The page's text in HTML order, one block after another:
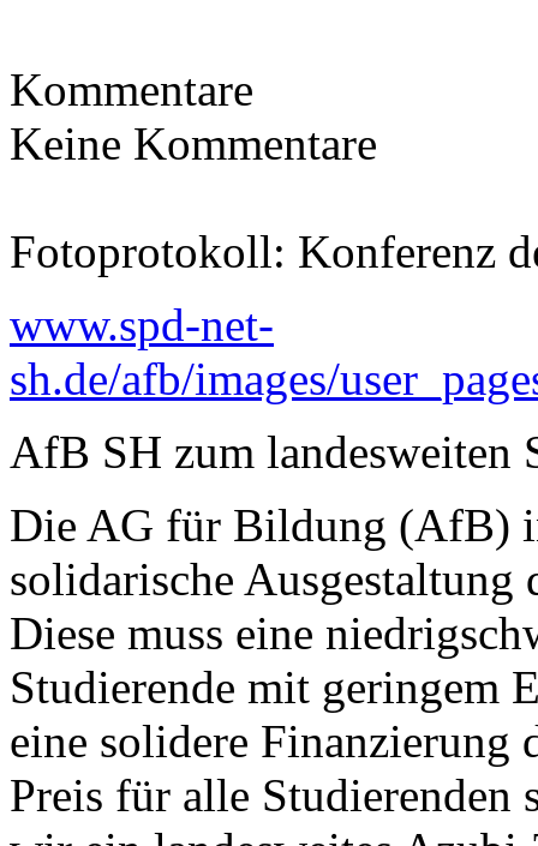
Kommentare
Keine Kommentare
Fotoprotokoll: Konferenz
www.spd-net-
sh.de/afb/images/
AfB SH zum landesweiten
Die AG für Bildung (AfB)
solidarische Ausgestaltung
Diese muss eine
Studierende mit geringem
eine solidere Finanzierung
Preis für alle Studierenden